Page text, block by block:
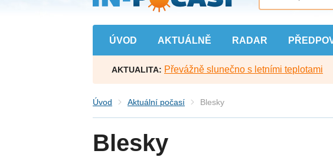
ÚVOD AKTUÁLNĚ RADAR
AKTUALITA: Převážně slunečno s letními teplotami
Úvod Aktuální počasí Blesky
Blesky